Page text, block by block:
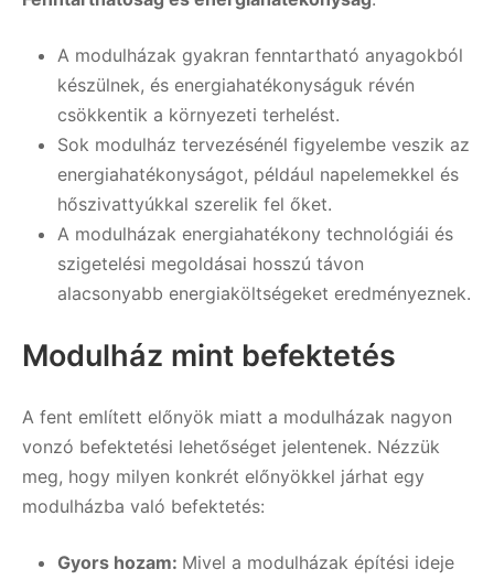
A modulházak gyakran fenntartható anyagokból
készülnek, és energiahatékonyságuk révén
csökkentik a környezeti terhelést.
Sok modulház tervezésénél figyelembe veszik az
energiahatékonyságot, például napelemekkel és
hőszivattyúkkal szerelik fel őket.
A modulházak energiahatékony technológiái és
szigetelési megoldásai hosszú távon
alacsonyabb energiaköltségeket eredményeznek.
Modulház mint befektetés
A fent említett előnyök miatt a modulházak nagyon
vonzó befektetési lehetőséget jelentenek. Nézzük
meg, hogy milyen konkrét előnyökkel járhat egy
modulházba való befektetés:
Gyors hozam: Mivel a modulházak építési ideje